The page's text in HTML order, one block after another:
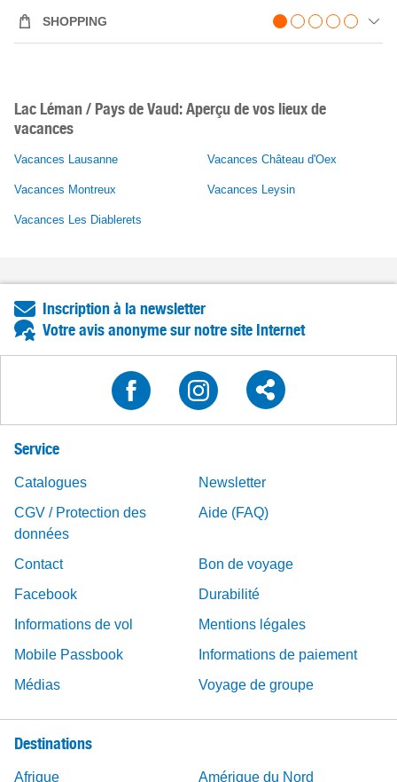
SHOPPING
Lac Léman / Pays de Vaud: Aperçu de vos lieux de
vacances
Vacances Lausanne Vacances Château d'Oex
Vacances Montreux Vacances Leysin
Vacances Les Diablerets
Inscription à la newsletter
Votre avis anonyme sur notre site Internet
Service
Catalogues
Newsletter
CGV / Protection des
données
Aide (FAQ)
Contact
Bon de voyage
Facebook
Durabilité
Informations de vol
Mentions légales
Mobile Passbook
Informations de paiement
Médias
Voyage de groupe
Destinations
Afrique Amérique du Nord